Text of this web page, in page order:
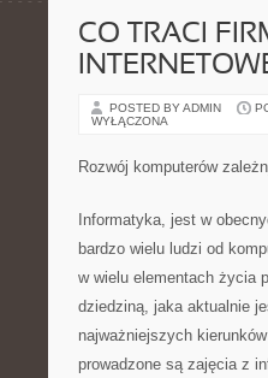
CO TRACI
POSTED BY ADMIN
WYŁĄCZONA
Rozwój komputerów
Informatyka, jest w
bardzo wielu ludzi od
w wielu elementach życia
dziedziną, jaka aktualnie
najważniejszych
prowadzone są zajęcia z